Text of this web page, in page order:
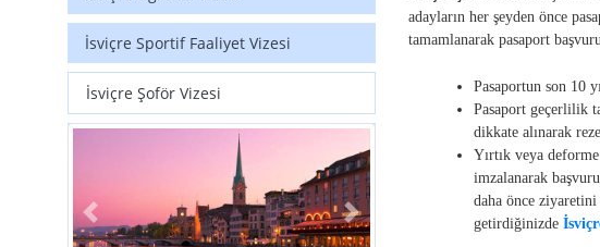
İsviçre Sportif Faaliyet Vizesi
İsviçre Şoför Vizesi
Previous Next
adayların her şeyden önce
tamamlanarak pasaport
Pasaportun son 10
Pasaport geçerlilik
dikkate alınarak
Yırtık veya
imzalanarak
daha önce
getirdiğinizde